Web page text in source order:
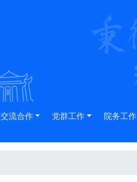
交流合作 党群工作 院务工作